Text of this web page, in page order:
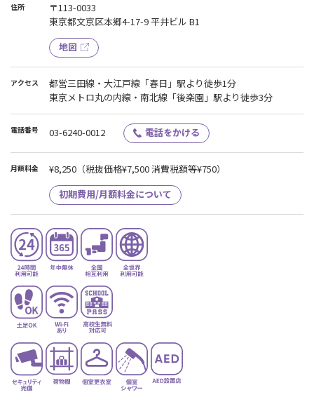
住所
〒113-0033
東京都文京区本郷4-17-9 平井ビル B1
地図
アクセス
都営三田線・大江戸線「春日」駅より徒歩1分
東京メトロ丸の内線・南北線「後楽園」駅より徒歩3分
電話番号 03-6240-0012 電話をかける
月額料金 ¥8,250 （税抜価格¥7,500 消費税額等¥750）
初期費用/月額料金について